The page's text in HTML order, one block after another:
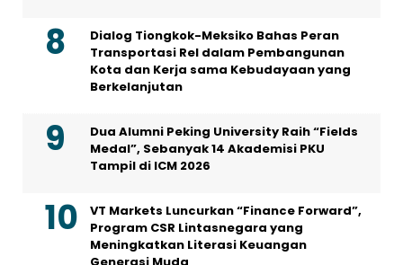
Dialog Tiongkok-Meksiko Bahas Peran
Transportasi Rel dalam Pembangunan
Kota dan Kerja sama Kebudayaan yang
Berkelanjutan
Dua Alumni Peking University Raih “Fields
Medal”, Sebanyak 14 Akademisi PKU
Tampil di ICM 2026
VT Markets Luncurkan “Finance Forward”,
Program CSR Lintasnegara yang
Meningkatkan Literasi Keuangan